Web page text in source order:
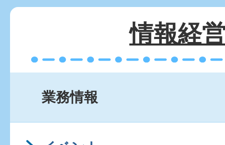
情報経
業務情報